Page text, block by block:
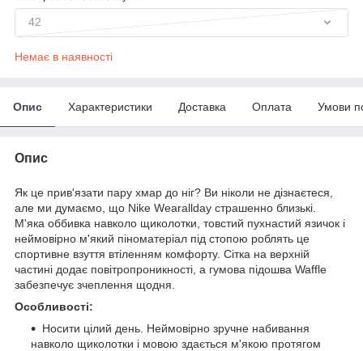
42
Немає в наявності
Опис Характеристики Доставка Оплата Умови
Опис
Як це прив'язати пару хмар до ніг? Ви ніколи не дізнаєтеся,
але ми думаємо, що Nike Wearallday страшенно близькі.
М'яка оббивка навколо щиколотки, товстий пухнастий язичок і
неймовірно м'який піноматеріал під стопою роблять це
спортивне взуття втіленням комфорту. Сітка на верхній
частині додає повітропроникності, а гумова підошва Waffle
забезпечує зчеплення щодня.
Особливості:
Носити цілий день. Неймовірно зручне набивання
навколо щиколотки і мовою здається м'якою протягом